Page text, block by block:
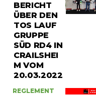
BERICHT
ÜBER DEN
TOS LAUF
GRUPPE
SÜD RD4 IN
CRAILSHEI
M VOM
20.03.2022
REGLEMENT